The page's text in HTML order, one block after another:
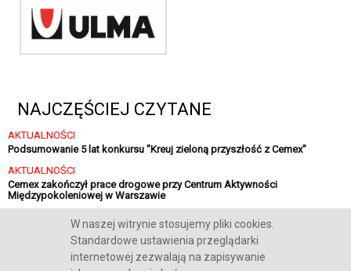
W naszej witrynie stosujemy pliki cookies.
Standardowe ustawienia przeglądarki
internetowej zezwalają na zapisywanie
NAJCZĘŚCIEJ CZYTANE
AKTUALNOŚCI
Podsumowanie 5 lat konkursu "Kreuj zieloną przyszłość z Cemex"
AKTUALNOŚCI
Cemex zakończył prace drogowe przy Centrum Aktywności
Międzypokoleniowej w Warszawie
AKTUALNOŚCI
Sika finalizuje strategiczną inwestycję w Polsce